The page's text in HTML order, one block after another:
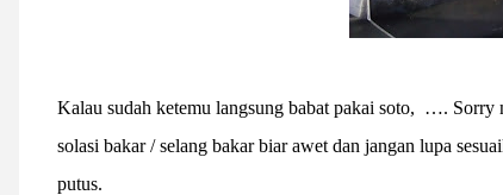
Kalau sudah ketemu langsung babat pakai soto, …. Sorry
solasi bakar / selang bakar biar awet dan jangan lupa
putus.